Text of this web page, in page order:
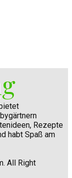
Rezepte
habt Spaß am
All Right